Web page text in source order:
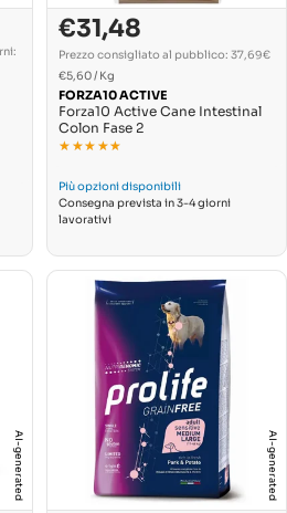
Prezzo
di
vendita
€31,48
normale
Prezzo consigliato al pubblico: 37,69€
PREZZO
UNITARIO
€5,60/ Per
Kg
FORZA10 ACTIVE
Forza10 Active Cane Intestinal
Colon Fase 2
★★★★★
★★★★★
Più opzioni disponibili
Consegna prevista in 3-4 giorni
lavorativi
AI-generated AI-generated